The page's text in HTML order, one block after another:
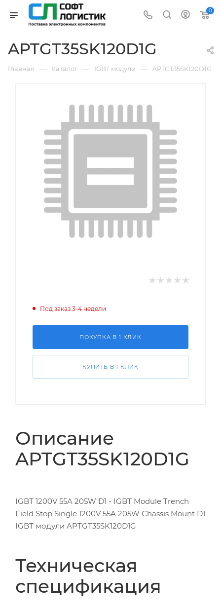
0
APTGT35SK120D1G
Главная — Каталог — IGBT модули — APTGT35SK120D1G
Под заказ 3-4 недели
ПОКУПКА В 1 КЛИК
КУПИТЬ В 1 КЛИК
Описание
APTGT35SK120D1G
IGBT 1200V 55A 205W D1 - IGBT Module Trench
Field Stop Single 1200V 55A 205W Chassis Mount D1
IGBT модули APTGT35SK120D1G
Техническая
спецификация